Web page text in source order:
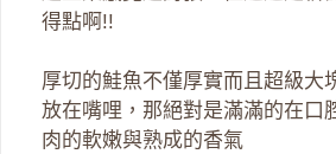
得點啊!!
厚切的鮭魚不僅厚實而且超級大
放在嘴哩，那絕對是滿滿的在口
肉的軟嫩與熟成的香氣